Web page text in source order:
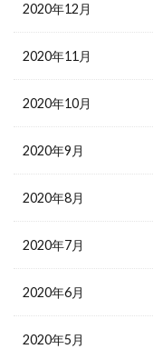
2020年12月
2020年11月
2020年10月
2020年9月
2020年8月
2020年7月
2020年6月
2020年5月